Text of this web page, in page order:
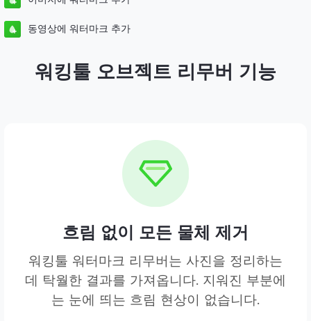
동영상에 워터마크 추가
워킹툴 오브젝트 리무버 기능
흐림 없이 모든 물체 제거
워킹툴 워터마크 리무버는 사진을 정리하는
데 탁월한 결과를 가져옵니다. 지워진 부분에
는 눈에 띄는 흐림 현상이 없습니다.